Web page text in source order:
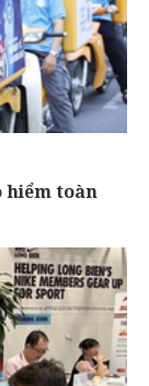
hiểm toàn